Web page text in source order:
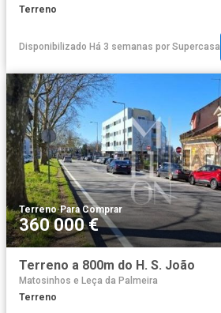
Terreno
Disponibilizado Há 3 semanas por Supercasa
Terreno·Para Comprar
360 000 €
Terreno a 800m do H. S. João
Matosinhos e Leça da Palmeira
Terreno